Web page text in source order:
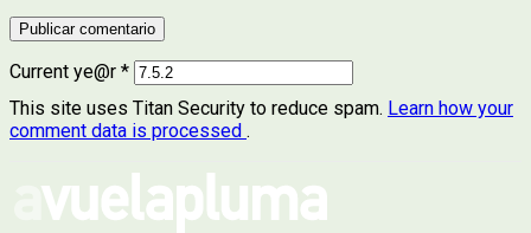
Current ye@r *
This site uses Titan Security to reduce spam. Learn how your
comment data is processed .